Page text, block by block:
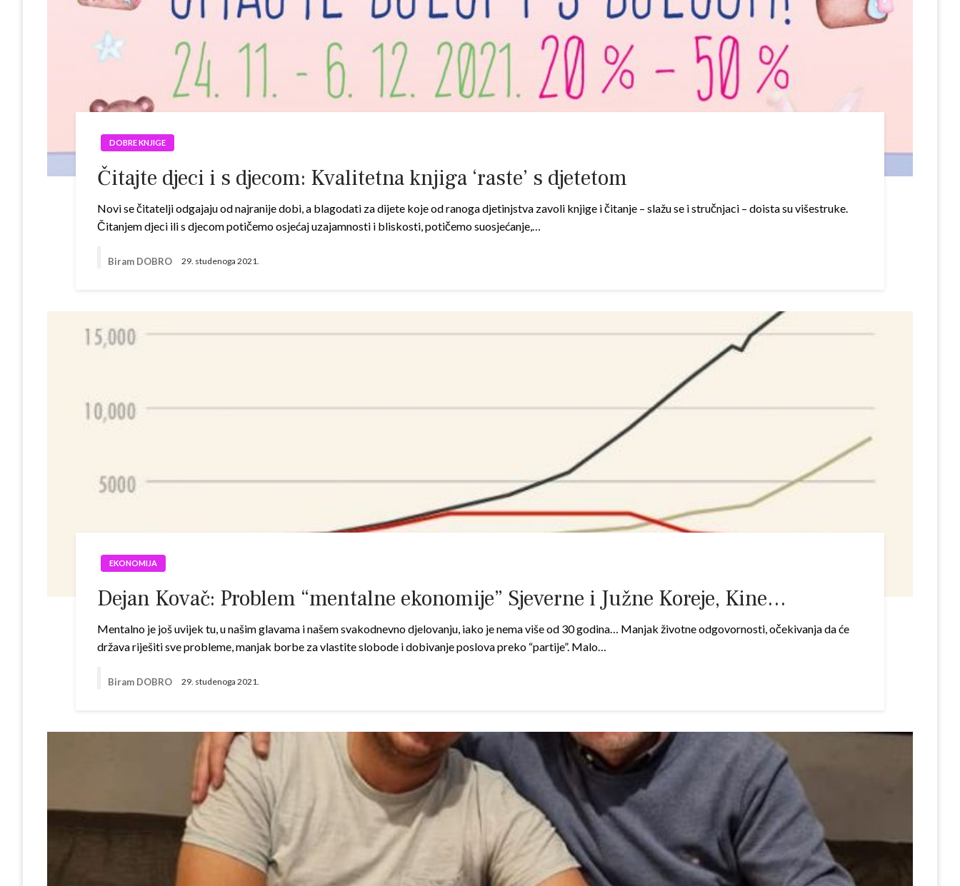
DOBRE KNJIGE
Čitajte djeci i s djecom: Kvalitetna knjiga ‘raste’ s djetetom
Novi se čitatelji odgajaju od najranije dobi, a blagodati za dijete koje od ranoga djetinjstva zavoli knjige i čitanje – slažu se i stručnjaci – doista su višestruke.
Čitanjem djeci ili s djecom potičemo osjećaj uzajamnosti i bliskosti, potičemo suosjećanje,…
Biram DOBRO 29. studenoga 2021.
EKONOMIJA
Dejan Kovač: Problem “mentalne ekonomije” Sjeverne i Južne Koreje, Kine…
Mentalno je još uvijek tu, u našim glavama i našem svakodnevno djelovanju, iako je nema više od 30 godina… Manjak životne odgovornosti, očekivanja da će
država riješiti sve probleme, manjak borbe za vlastite slobode i dobivanje poslova preko “partije”. Malo…
Biram DOBRO 29. studenoga 2021.